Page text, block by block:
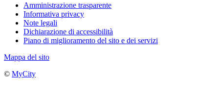
Amministrazione trasparente
Informativa privacy
Note legali
Dichiarazione di accessibilità
Piano di miglioramento del sito e dei servizi
Mappa del sito
© MyCity